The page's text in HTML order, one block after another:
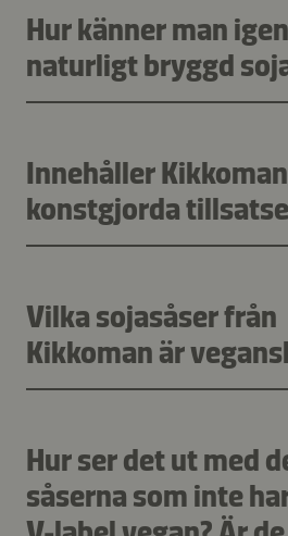
Hur känner man
naturligt bryggd
Innehåller Kikkoman
konstgjorda
Vilka sojasåser från
Kikkoman är
Hur ser det ut med
såserna som inte